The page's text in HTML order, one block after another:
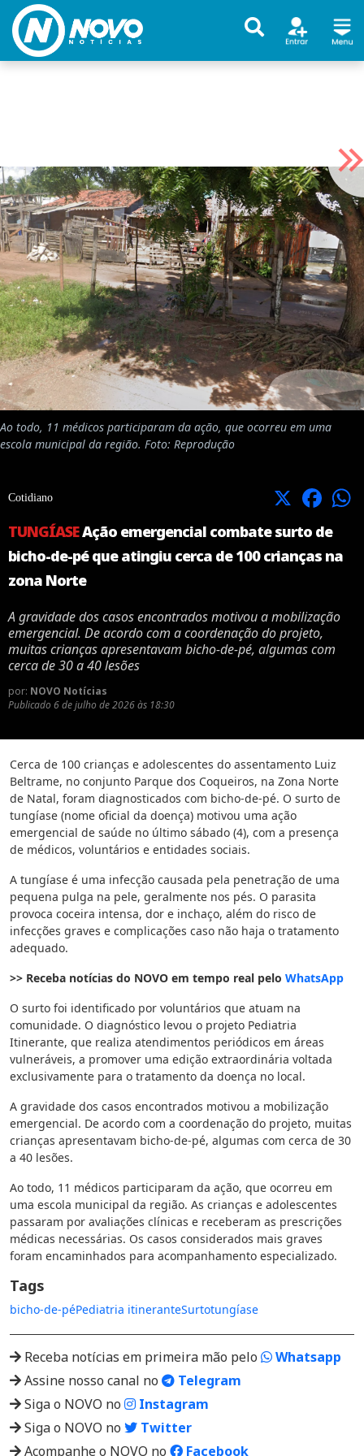
Ao todo, 11 médicos participaram da ação, que ocorreu em uma
escola municipal da região. Foto: Reprodução
Cotidiano X Facebook
TUNGÍASEAção emergencial combate surto de
bicho-de-pé que atingiu cerca de 100 crianças na
zona Norte
A gravidade dos casos encontrados motivou a mobilização
emergencial. De acordo com a coordenação do projeto,
muitas crianças apresentavam bicho-de-pé, algumas com
cerca de 30 a 40 lesões
por: NOVO Notícias
Publicado 6 de julho de 2026 às 18:30
Cerca de 100 crianças e adolescentes do assentamento Luiz
Beltrame, no conjunto Parque dos Coqueiros, na Zona Norte
de Natal, foram diagnosticados com bicho-de-pé. O surto de
tungíase (nome oficial da doença) motivou uma ação
emergencial de saúde no último sábado (4), com a presença
de médicos, voluntários e entidades sociais.
A tungíase é uma infecção causada pela penetração de uma
pequena pulga na pele, geralmente nos pés. O parasita
provoca coceira intensa, dor e inchaço, além do risco de
infecções graves e complicações caso não haja o tratamento
adequado.
>> Receba notícias do NOVO em tempo real pelo WhatsApp
O surto foi identificado por voluntários que atuam na
comunidade. O diagnóstico levou o projeto Pediatria
Itinerante, que realiza atendimentos periódicos em áreas
vulneráveis, a promover uma edição extraordinária voltada
exclusivamente para o tratamento da doença no local.
A gravidade dos casos encontrados motivou a mobilização
emergencial. De acordo com a coordenação do projeto, muitas
crianças apresentavam bicho-de-pé, algumas com cerca de 30
a 40 lesões.
Ao todo, 11 médicos participaram da ação, que ocorreu em
uma escola municipal da região. As crianças e adolescentes
passaram por avaliações clínicas e receberam as prescrições
médicas necessárias. Os casos considerados mais graves
foram encaminhados para acompanhamento especializado.
Tags
bicho-de-péPediatria itineranteSurtotungíase
Receba notícias em primeira mão pelo
Whatsapp
Assine nosso canal no
Telegram
Siga o NOVO no
Instagram
Siga o NOVO no
Twitter
Acompanhe o NOVO no
Facebook